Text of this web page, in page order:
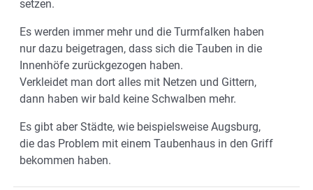
setzen.
Es werden immer mehr und die Turmfalken haben
nur dazu beigetragen, dass sich die Tauben in die
Innenhöfe zurückgezogen haben.
Verkleidet man dort alles mit Netzen und Gittern,
dann haben wir bald keine Schwalben mehr.
Es gibt aber Städte, wie beispielsweise Augsburg,
die das Problem mit einem Taubenhaus in den Griff
bekommen haben.